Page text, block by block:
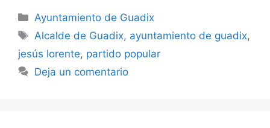
Categorías
Ayuntamiento de Guadix
Etiquetas
Alcalde de Guadix, ayuntamiento de guadix,
jesús lorente, partido popular
Deja un comentario